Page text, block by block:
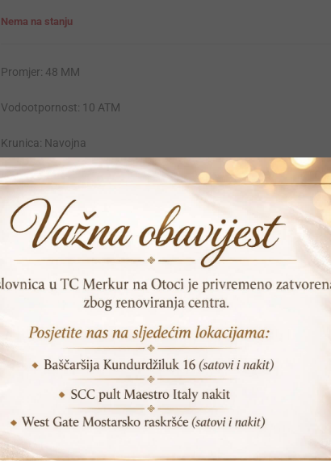
Nema na stanju
Promjer: 48 MM
Vodootpornost: 10 ATM
Krunica: Navojna
Materija narukvice: Silikon
Materijal kucista: Stainless-steel
Mehanizam: Quartz
Garancija: 24 mjeseca
Print Pošalji prijatelju